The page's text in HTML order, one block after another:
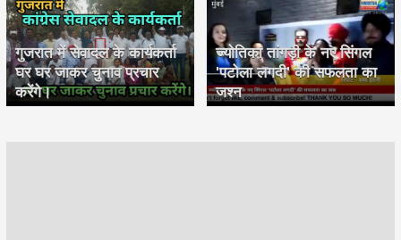
गुजरात में सेवादल के कार्यकर्ता
घर घर जाकर चुनाव प्रचार
करेंगे।
ज्योतिका तांगड़ी के नए सिंगल
'पटोला लगदी' की सफलता का
जश्न